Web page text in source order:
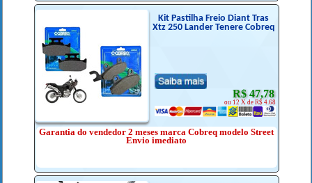
Kit Pastilha Freio Diant Tras
Xtz 250 Lander Tenere Cobreq
R$ 47,78
ou 12 X de R$ 4.68
Garantia do vendedor 2 meses marca Cobreq modelo Street
Envio imediato